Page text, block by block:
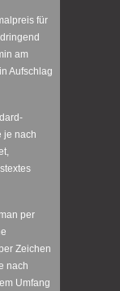
für
am
Aufschlag
je nach
per
Zeichen
nach
Umfang